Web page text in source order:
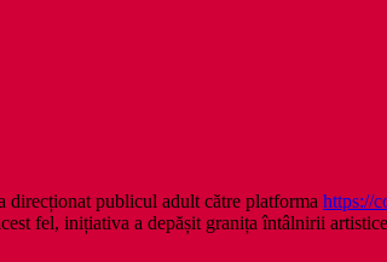
direcționat publicul adult către platforma https://
fel, inițiativa a depășit granița întâlnirii